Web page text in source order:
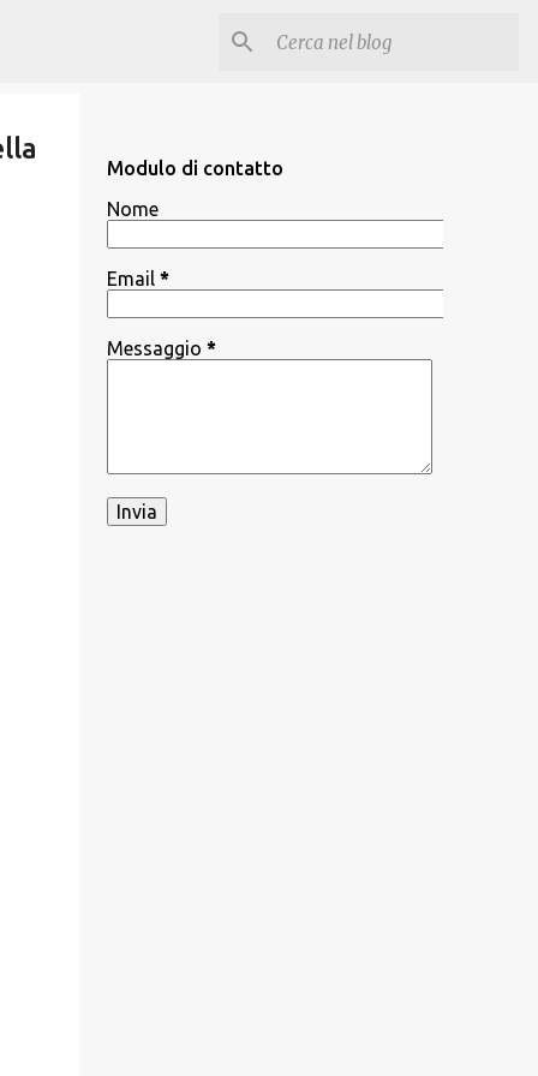
Modulo di contatto
Nome
Email *
Messaggio *